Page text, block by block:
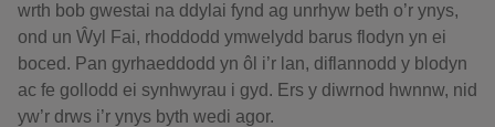
wrth bob gwestai na ddylai fynd ag unrhyw beth o’r ynys,
ond un Ŵyl Fai, rhoddodd ymwelydd barus flodyn yn ei
boced. Pan gyrhaeddodd yn ôl i’r lan, diflannodd y blodyn
ac fe gollodd ei synhwyrau i gyd. Ers y diwrnod hwnnw, nid
yw’r drws i’r ynys byth wedi agor.